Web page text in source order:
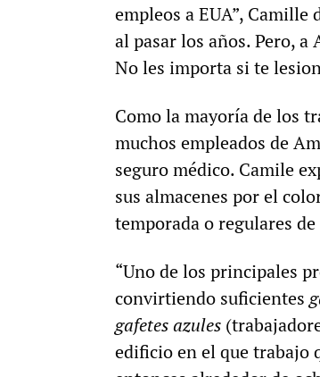
empleos a EUA”, Camille
al pasar los años. Pero,
No les importa si te
Como la mayoría de los
muchos empleados de
seguro médico. Camile
sus almacenes por el
temporada o regulares
“Uno de los principales
convirtiendo suficientes
gafetes azules
edificio en el que trabajo